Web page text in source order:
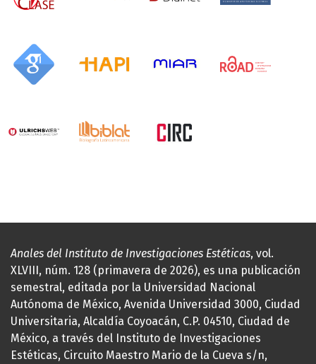
Anales del Instituto de Investigaciones Estéticas, vol.
XLVIII, núm. 128 (primavera de 2026), es una publicación
semestral, editada por la Universidad Nacional
Autónoma de México, Avenida Universidad 3000, Ciudad
Universitaria, Alcaldía Coyoacán, C.P. 04510, Ciudad de
México, a través del Instituto de Investigaciones
Estéticas, Circuito Maestro Mario de la Cueva s/n,